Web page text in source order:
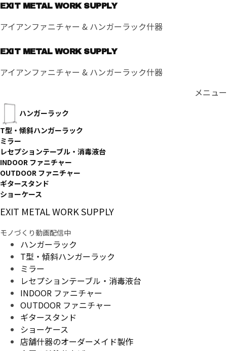
コ
テ
ツ
へ
ス
ッ
EXIT METAL WORK SUPPLY
アイアンファニチャー & ハンガーラック什器
EXIT METAL WORK SUPPLY
アイアンファニチャー & ハンガーラック什器
メニュー
ハンガーラック
T型・傾斜ハンガーラック
ミラー
レセプションテーブル・消毒液台
INDOOR ファニチャー
OUTDOOR ファニチャー
ギタースタンド
ショーケース
EXIT METAL WORK SUPPLY
モノづくり動画配信中
ハンガーラック
T型・傾斜ハンガーラック
ミラー
レセプションテーブル・消毒液台
INDOOR ファニチャー
OUTDOOR ファニチャー
ギタースタンド
ショーケース
店舗什器のオーダーメイド製作